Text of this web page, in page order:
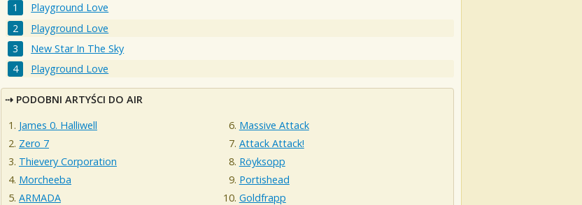
Playground Love
Playground Love
New Star In The Sky
Playground Love
PODOBNI ARTYŚCI DO AIR
James 0. Halliwell
Zero 7
Thievery Corporation
Morcheeba
ARMADA
Massive Attack
Attack Attack!
Röyksopp
Portishead
Goldfrapp